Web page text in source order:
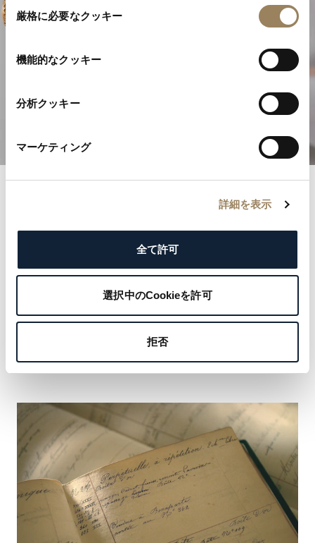
意
厳格に必要なクッキー
機能的なクッキー
分析クッキー
マーケティング
詳細を表示
全て許可
選択中のCookieを許可
拒否
高級時計製造の卓越性
名誉あるブレゲ登録簿とともに歴史の記録へと足を踏
まで名だたる顧客の優雅さと気品を物語っています。
ブレゲの遺産を形づくった著名な名前を探り、ご自身
の名を刻む機会をおつかみください。